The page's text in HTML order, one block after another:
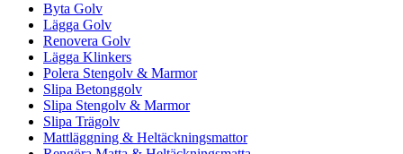
Byta Golv
Lägga Golv
Renovera Golv
Lägga Klinkers
Polera Stengolv & Marmor
Slipa Betonggolv
Slipa Stengolv & Marmor
Slipa Trägolv
Mattläggning & Heltäckningsmattor